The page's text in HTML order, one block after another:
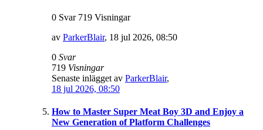
0 Svar 719 Visningar
av ParkerBlair, 18 jul 2026, 08:50
0 Svar
719 Visningar
Senaste inlägget av ParkerBlair,
18 jul 2026, 08:50
How to Master Super Meat Boy 3D and Enjoy a
New Generation of Platform Challenges